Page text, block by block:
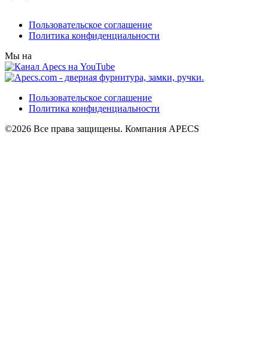
Пользовательское соглашение
Политика конфиденциальности
Мы на
Пользовательское соглашение
Политика конфиденциальности
©2026 Все права защищены. Компания APECS